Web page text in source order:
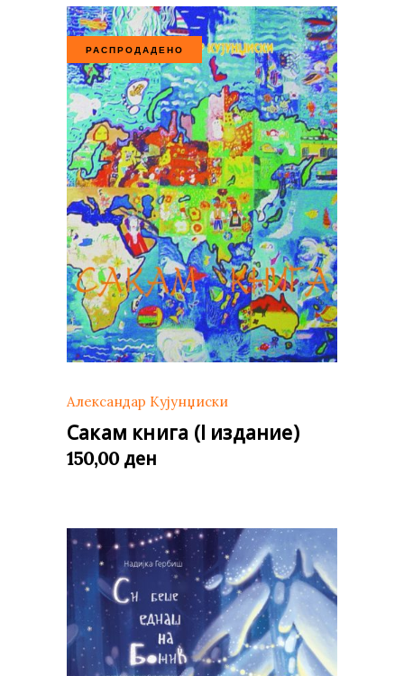
РАСПРОДАДЕНО
Александар Кујунџиски
Сакам книга (I издание)
150,00 ден